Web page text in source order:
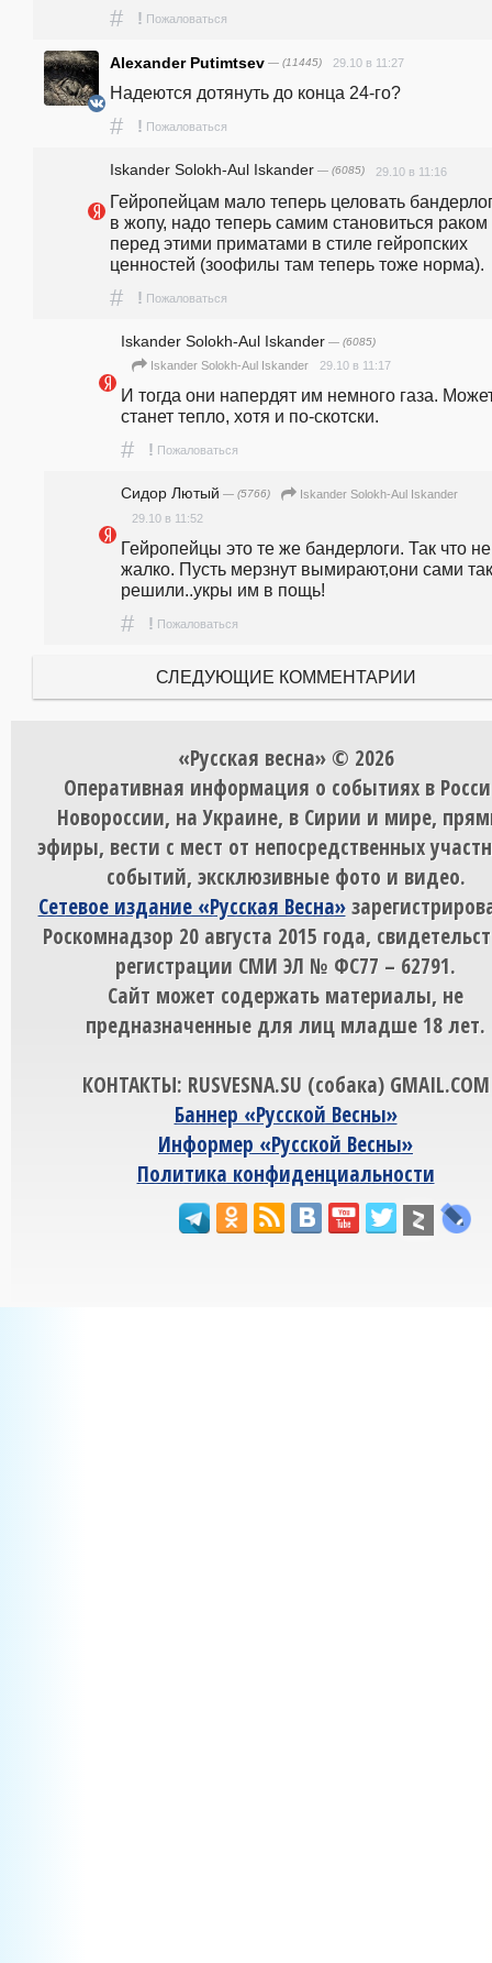
# ! Пожаловаться
Alexander Putimtsev — (11445) 29.10 в 11:27
Надеются дотянуть до конца 24-го?
# ! Пожаловаться
Iskander Solokh-Aul Iskander — (6085) 29.10 в 11:16
Гейропейцам мало теперь целовать
в жопу, надо теперь самим становиться paкoм
перед этими приматами в стиле гейропских
ценностей (зоофилы там теперь тоже норма).
# ! Пожаловаться
Iskander Solokh-Aul Iskander — (6085)
Iskander Solokh-Aul Iskander 29.10 в 11:17
И тогда они напердят им немного газа.
станет тепло, хотя и по-скотски.
# ! Пожаловаться
Сидор Лютый — (5766)
Iskander Solokh-Aul Iskander
29.10 в 11:52
Гейропейцы это те же бандерлоги. Так что не
жалко. Пусть мерзнут вымирают,они сами так
решили..укры им в пощь!
# ! Пожаловаться
СЛЕДУЮЩИЕ КОММЕНТАРИИ
«Русская весна» © 2026
Оперативная информация о событиях в
Новороссии, на Украине, в Сирии и мире,
эфиры, вести с мест от непосредственных
событий, эксклюзивные фото и видео.
Сетевое издание «Русская Весна»
Роскомнадзор 20 августа 2015 года,
регистрации СМИ ЭЛ № ФС77 – 62791.
Сайт может содержать материалы, не
предназначенные для лиц младше 18 лет.
КОНТАКТЫ: RUSVESNA.SU (собака) GMAIL.COM
Баннер «Русской Весны»
Информер «Русской Весны»
Политика конфиденциальности